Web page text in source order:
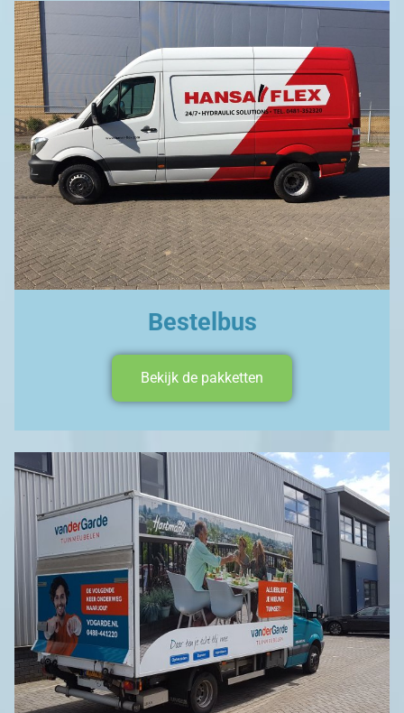
Bestelbus
Bekijk de pakketten